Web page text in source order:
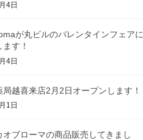
4日
が丸ビルのバレンタインフェアに
す！
4日
局越喜来店2月2日オープンします！
1日
オブローマの商品販売してきまし